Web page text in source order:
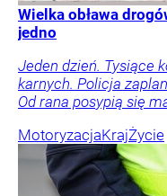
Wielka obława
jedno
Jeden dzień. Tysiące
karnych. Policja
Od rana posypią się
MotoryzacjaKrajŻycie